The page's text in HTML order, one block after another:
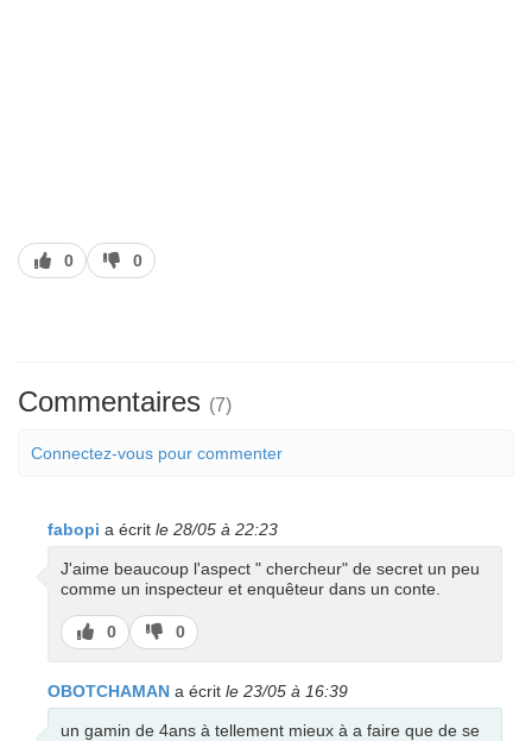
J’aime
0
J’aime
pas
0
Commentaires (7)
Connectez-vous pour commenter
fabopi a écrit le 28/05 à 22:23
J'aime beaucoup l'aspect " chercheur" de secret un peu
comme un inspecteur et enquêteur dans un conte.
J’aime
0
J’aime
pas
0
OBOTCHAMAN a écrit le 23/05 à 16:39
un gamin de 4ans à tellement mieux à a faire que de se